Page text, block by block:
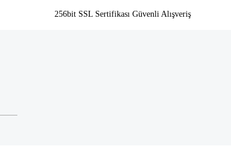
256bit SSL Sertifikası Güvenli Alışveriş